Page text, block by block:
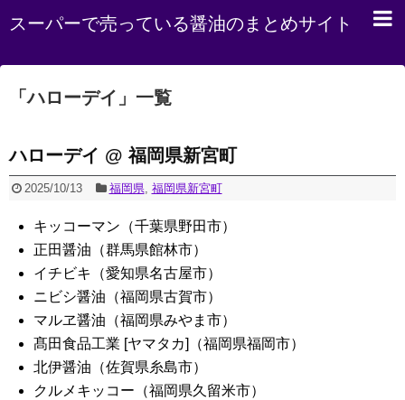
スーパーで売っている醤油のまとめサイト
「ハローデイ 」 一覧
ハローデイ @ 福岡県新宮町
2025/10/13 福岡県, 福岡県新宮町
キッコーマン（千葉県野田市）
正田醤油（群馬県館林市）
イチビキ（愛知県名古屋市）
ニビシ醤油（福岡県古賀市）
マルヱ醤油（福岡県みやま市）
髙田食品工業 [ヤマタカ]（福岡県福岡市）
北伊醤油（佐賀県糸島市）
クルメキッコー（福岡県久留米市）